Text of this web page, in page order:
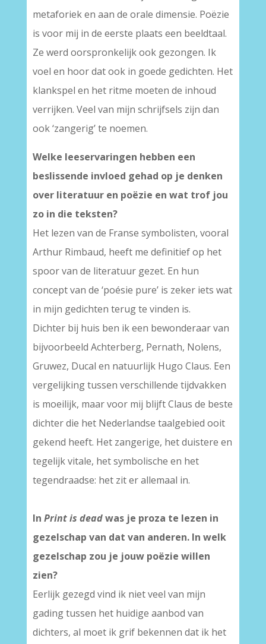
metaforiek en aan de orale dimensie. Poëzie
is voor mij in de eerste plaats een beeldtaal.
Ze werd oorspronkelijk ook gezongen. Ik
voel en hoor dat ook in goede gedichten. Het
klankspel en het ritme moeten de inhoud
verrijken. Veel van mijn schrijfsels zijn dan
ook ‘zangerig’ te noemen.
Welke leeservaringen hebben een
beslissende invloed gehad op je denken
over literatuur en poëzie en wat trof jou
zo in die teksten?
Het lezen van de Franse symbolisten, vooral
Arthur Rimbaud, heeft me definitief op het
spoor van de literatuur gezet. En hun
concept van de ‘poésie pure’ is zeker iets wat
in mijn gedichten terug te vinden is.
Dichter bij huis ben ik een bewonderaar van
bijvoorbeeld Achterberg, Pernath, Nolens,
Gruwez, Ducal en natuurlijk Hugo Claus. Een
vergelijking tussen verschillende tijdvakken
is moeilijk, maar voor mij blijft Claus de beste
dichter die het Nederlandse taalgebied ooit
gekend heeft. Het zangerige, het duistere en
tegelijk vitale, het symbolische en het
tegendraadse: het zit er allemaal in.
In Print is deadwas je proza te lezen in
gezelschap van dat van anderen. In welk
gezelschap zou je jouw poëzie willen
zien?
Eerlijk gezegd vind ik niet veel van mijn
gading tussen het huidige aanbod van
dichters, al moet ik grif bekennen dat ik het